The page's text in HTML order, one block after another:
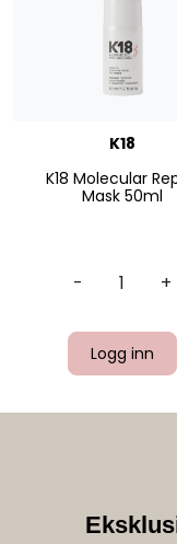
K18
K18 Molecular
Mask 50ml
- +
Logg inn